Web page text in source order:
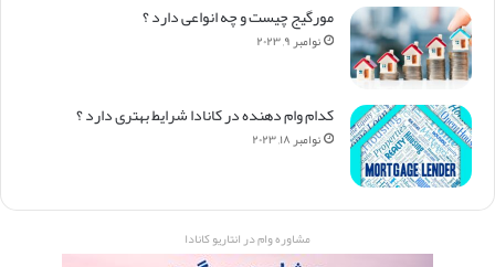
مورگیج چیست و چه انواعی دارد ؟
نوامبر ۹, ۲۰۲۳
کدام وام دهنده در کانادا شرایط بهتری دارد ؟
نوامبر ۱۸, ۲۰۲۳
مشاوره وام در انتاریو کانادا